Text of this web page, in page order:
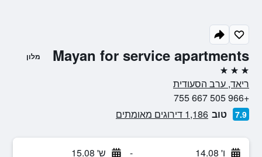
Mayan for service apartments מלון
3 כוכבים
ריאד, ערב הסעודית
+966 505 667 755
7.9 טוב 1,186 דירוגים מאומתים
ו' 14.08 - ש' 15.08